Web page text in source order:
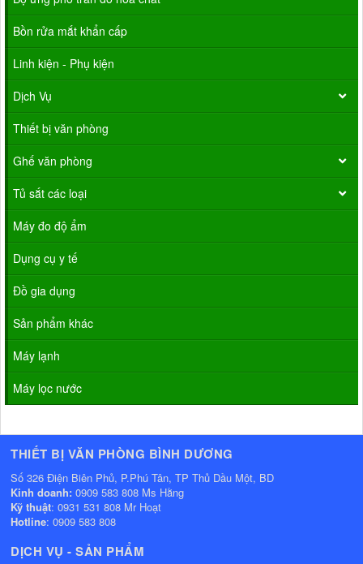
Bồn rửa mắt khẩn cấp
Linh kiện - Phụ kiện
Dịch Vụ
Thiết bị văn phòng
Ghế văn phòng
Tủ sắt các loại
Máy đo độ ẩm
Dụng cụ y tế
Đồ gia dụng
Sản phẩm khác
Máy lạnh
Máy lọc nước
THIẾT BỊ VĂN PHÒNG BÌNH DƯƠNG
Số 326 Điện Biên Phủ, P.Phú Tân, TP Thủ Dầu Một, BD
Kinh doanh: 0909 583 808 Ms Hằng
Kỹ thuật: 0931 531 808 Mr Hoạt
Hotline: 0909 583 808
DỊCH VỤ - SẢN PHẨM